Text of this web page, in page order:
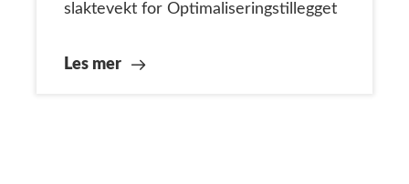
slaktevekt for Optimaliseringstillegget
Les mer